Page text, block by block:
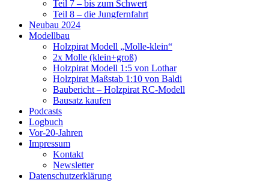
Teil 7 – bis zum Schwert
Teil 8 – die Jungfernfahrt
Neubau 2024
Modellbau
Holzpirat Modell „Molle-klein“
2x Molle (klein+groß)
Holzpirat Modell 1:5 von Lothar
Holzpirat Maßstab 1:10 von Baldi
Baubericht – Holzpirat RC-Modell
Bausatz kaufen
Podcasts
Logbuch
Vor-20-Jahren
Impressum
Kontakt
Newsletter
Datenschutzerklärung